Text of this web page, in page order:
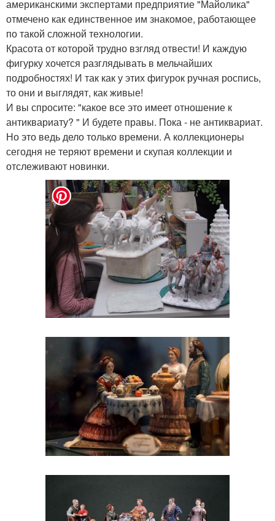
американскими экспертами предприятие "Майолика"
отмечено как единственное им знакомое, работающее
по такой сложной технологии.
Красота от которой трудно взгляд отвести! И каждую
фигурку хочется разглядывать в мельчайших
подробностях! И так как у этих фигурок ручная роспись,
то они и выглядят, как живые!
И вы спросите: "какое все это имеет отношение к
антиквариату? " И будете правы. Пока - не антиквариат.
Но это ведь дело только времени. А коллекционеры
сегодня не теряют времени и скупая коллекции и
отслеживают новинки.